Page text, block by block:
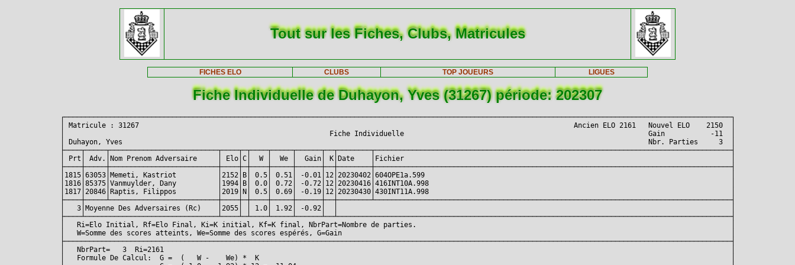
Tout sur les Fiches, Clubs, Matricules
FICHES ELO CLUBS TOP JOUEURS LIGUES
Fiche Individuelle de Duhayon, Yves (31267) période: 202307
┌─────────────────────────────────────────────────────────────────────────────────────────────────────────────────────────────────────────────────────────────────┐
│ Matricule : 31267                                                                                                         Ancien ELO 2161   Nouvel ELO    2150  │
│                                                                Fiche Individuelle                                                           Gain           -11  │
│ Duhayon, Yves                                                                                                                               Nbr. Parties     3  │
├────┬─────┬──────────────────────────┬────┬─┬────┬─────┬──────┬──┬────────┬──────────────────────────────────────────────────────────────────────────────────────┤
│ Prt│ Adv.│Nom Prenom Adversaire     │ Elo│C│  W │  We │  Gain│ K│Date    │Fichier                                                                               │
├────┼─────┼──────────────────────────┼────┼─┼────┼─────┼──────┼──┼────────┼──────────────────────────────────────────────────────────────────────────────────────┤
│1815│63053│Memeti, Kastriot          │2152│B│ 0.5│ 0.51│ -0.01│12│20230402│604OPE1a.599                                                                          │
│1816│85375│Vanmuylder, Dany          │1994│B│ 0.0│ 0.72│ -0.72│12│20230416│416INT10A.998                                                                         │
│1817│20846│Raptis, Filippos          │2019│N│ 0.5│ 0.69│ -0.19│12│20230430│430INT11A.998                                                                         │
├────┼─────┴──────────────────────────┼────┼─┼────┼─────┼──────┼──┼────────┴──────────────────────────────────────────────────────────────────────────────────────┤
│   3│Moyenne Des Adversaires (Rc)    │2055│ │ 1.0│ 1.92│ -0.92│  │                                                                                               │
├────┴────────────────────────────────┴────┴─┴────┴─────┴──────┴──┴───────────────────────────────────────────────────────────────────────────────────────────────┤
│   Ri=Elo Initial, Rf=Elo Final, Ki=K initial, Kf=K final, NbrPart=Nombre de parties.                                                                            │
│   W=Somme des scores atteints, We=Somme des scores espérés, G=Gain                                                                                              │
├─────────────────────────────────────────────────────────────────────────────────────────────────────────────────────────────────────────────────────────────────┤
│   NbrPart=   3  Ri=2161                                                                                                                                         │
│   Formule De Calcul:  G =  (   W -    We) *  K                                                                                                                  │